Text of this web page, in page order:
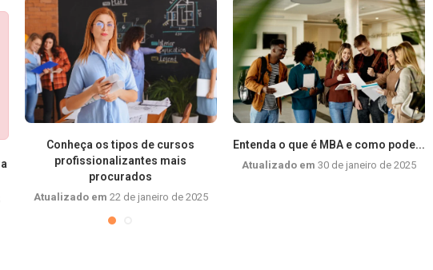
Conheça os tipos de cursos
profissionalizantes mais
procurados
Atualizado em 22 de janeiro de 2025
Entenda o que é MBA e como pode...
Atualizado em 30 de janeiro de 2025